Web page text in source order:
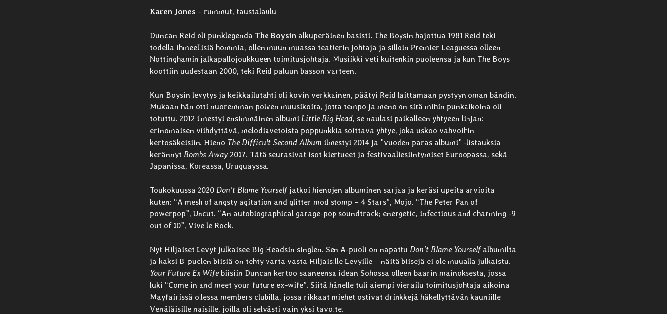
Karen Jones – rummut, taustalaulu
Duncan Reid oli punklegenda The Boysin alkuperäinen basisti. The Boysin hajottua 1981 Reid teki
todella ihmeellisiä hommia, ollen muun muassa teatterin johtaja ja silloin Premier Leaguessa olleen
Nottinghamin jalkapallojoukkueen toimitusjohtaja. Musiikki veti kuitenkin puoleensa ja kun The Boys
koottiin uudestaan 2000, teki Reid paluun basson varteen.
Kun Boysin levytys ja keikkailutahti oli kovin verkkainen, päätyi Reid laittamaan pystyyn oman bändin.
Mukaan hän otti nuoremman polven muusikoita, jotta tempo ja meno on sitä mihin punkaikoina oli
totuttu. 2012 ilmestyi ensimmäinen albumi Little Big Head, se naulasi paikalleen yhtyeen linjan:
erinomaisen viihdyttävä, melodiavetoista poppunkkia soittava yhtye, joka uskoo vahvoihin
kertosäkeisiin. Hieno The Difficult Second Album ilmestyi 2014 ja ”vuoden paras albumi” -listauksia
kerännyt Bombs Away 2017. Tätä seurasivat isot kiertueet ja festivaaliesiintymiset Euroopassa, sekä
Japanissa, Koreassa, Uruguayssa.
Toukokuussa 2020 Don’t Blame Yourselfjatkoi hienojen albuminen sarjaa ja keräsi upeita arvioita
kuten: “A mesh of angsty agitation and glitter mod stomp – 4 Stars”, Mojo. “The Peter Pan of
powerpop”, Uncut. “An autobiographical garage-pop soundtrack; energetic, infectious and charming -9
out of 10”, Vive le Rock.
Nyt Hiljaiset Levyt julkaisee Big Headsin singlen. Sen A-puoli on napattu Don’t Blame Yourselfalbumilta
ja kaksi B-puolen biisiä on tehty varta vasta Hiljaisille Levyille – näitä biisejä ei ole muualla julkaistu.
Your Future Ex Wifebiisiin Duncan kertoo saaneensa idean Sohossa olleen baarin mainoksesta, jossa
luki “Come in and meet your future ex-wife”. Siitä hänelle tuli aiempi vierailu toimitusjohtaja aikoina
Mayfairissä ollessa members clubilla, jossa rikkaat miehet ostivat drinkkejä häkellyttävän kauniille
Venäläisille naisille, joilla oli selvästi vain yksi tavoite.